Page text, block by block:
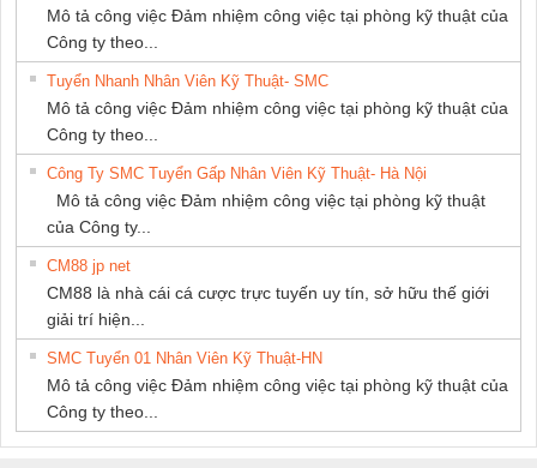
Mô tả công việc Đảm nhiệm công việc tại phòng kỹ thuật của
Công ty theo...
Tuyển Nhanh Nhân Viên Kỹ Thuật- SMC
Mô tả công việc Đảm nhiệm công việc tại phòng kỹ thuật của
Công ty theo...
Công Ty SMC Tuyển Gấp Nhân Viên Kỹ Thuật- Hà Nội
Mô tả công việc Đảm nhiệm công việc tại phòng kỹ thuật
của Công ty...
CM88 jp net
CM88 là nhà cái cá cược trực tuyến uy tín, sở hữu thế giới
giải trí hiện...
SMC Tuyển 01 Nhân Viên Kỹ Thuật-HN
Mô tả công việc Đảm nhiệm công việc tại phòng kỹ thuật của
Công ty theo...